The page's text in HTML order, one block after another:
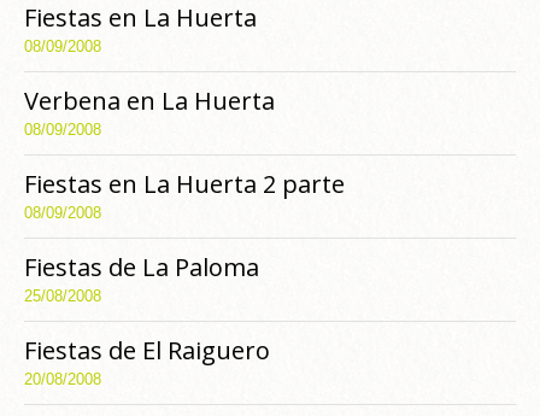
Fiestas en La Huerta
08/09/2008
Verbena en La Huerta
08/09/2008
Fiestas en La Huerta 2 parte
08/09/2008
Fiestas de La Paloma
25/08/2008
Fiestas de El Raiguero
20/08/2008